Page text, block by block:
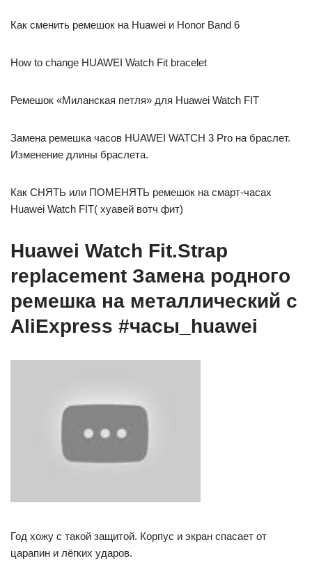
Как сменить ремешок на Huawei и Honor Band 6
How to change HUAWEI Watch Fit bracelet
Ремешок «Миланская петля» для Huawei Watch FIT
Замена ремешка часов HUAWEI WATCH 3 Pro на браслет.
Изменение длины браслета.
Как СНЯТЬ или ПОМЕНЯТЬ ремешок на смарт-часах
Huawei Watch FIT( хуавей вотч фит)
Huawei Watch Fit.Strap
replacement Замена родного
ремешка на металлический с
AliExpress #часы_huawei
Год хожу с такой защитой. Корпус и экран спасает от
царапин и лёгких ударов.